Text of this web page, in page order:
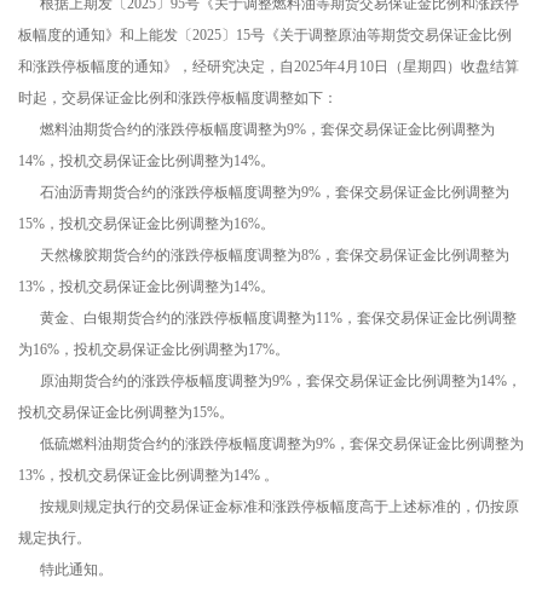
根据上期发〔2025〕95号《关于调整燃料油等期货交易保证金比例和涨跌停
板幅度的通知》和上能发〔2025〕15号《关于调整原油等期货交易保证金比例
和涨跌停板幅度的通知》，经研究决定，自2025年4月10日（星期四）收盘结算
时起，交易保证金比例和涨跌停板幅度调整如下：
燃料油期货合约的涨跌停板幅度调整为9%，套保交易保证金比例调整为
14%，投机交易保证金比例调整为14%。
石油沥青期货合约的涨跌停板幅度调整为9%，套保交易保证金比例调整为
15%，投机交易保证金比例调整为16%。
天然橡胶期货合约的涨跌停板幅度调整为8%，套保交易保证金比例调整为
13%，投机交易保证金比例调整为14%。
黄金、白银期货合约的涨跌停板幅度调整为11%，套保交易保证金比例调整
为16%，投机交易保证金比例调整为17%。
原油期货合约的涨跌停板幅度调整为9%，套保交易保证金比例调整为14%，
投机交易保证金比例调整为15%。
低硫燃料油期货合约的涨跌停板幅度调整为9%，套保交易保证金比例调整为
13%，投机交易保证金比例调整为14% 。
按规则规定执行的交易保证金标准和涨跌停板幅度高于上述标准的，仍按原
规定执行。
特此通知。